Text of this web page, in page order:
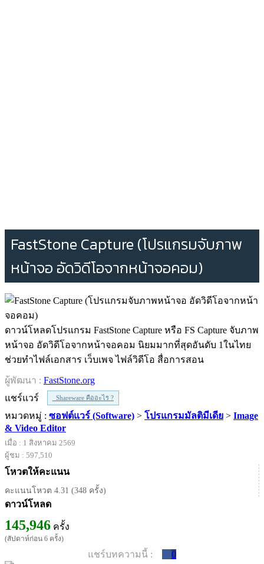
FastStone Capture (โปรแกรมจับภาพ
หน้าจอ อัดวิดีโอจากหน้าจอคอม)
ดาวน์โหลดโปรแกรม FastStone Capture หรือ FS Capture จับภาพ
หน้าจอ อัดวิดีโอจากหน้าจอคอม นิยมมากที่สุดอันดับ 1ในไทย
ช่วยทำไฟล์เอกสาร เว็บเพจ ไฟล์วิดีโอ สื่อการสอน
ผู้พัฒนา : FastStone.org
แชร์แวร์
Shareware คืออะไร ?
หมวดหมู่ : ซอฟต์แวร์ (Software) > โปรแกรมมัลติมีเดีย > Image
& Video Editor
เมื่อ : 1 สิงหาคม 2569
ผู้ชม : 597,510
โหวตให้คะแนน
คะแนนโหวต 4.31 (348 ครั้ง)
ดาวน์โหลด
145,946 ครั้ง
(สัปดาห์ก่อน 6 ครั้ง)
แชร์บทความนี้ : 0